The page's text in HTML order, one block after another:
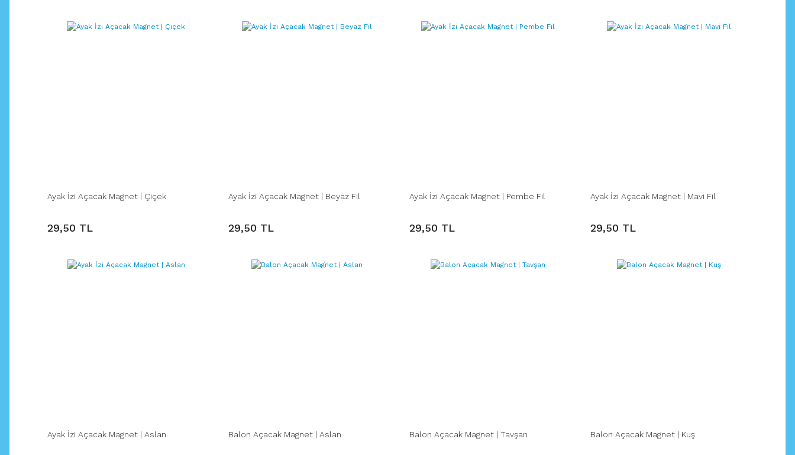
Ayak İzi Açacak Magnet | Çiçek
29,50 TL
Ayak İzi Açacak Magnet | Beyaz Fil
29,50 TL
Ayak İzi Açacak Magnet | Pembe Fil
29,50 TL
Ayak İzi Açacak Magnet | Mavi Fil
29,50 TL
Ayak İzi Açacak Magnet | Aslan Balon Açacak Magnet | Aslan Balon Açacak Magnet | Tavşan Balon Açacak Magnet | Kuş